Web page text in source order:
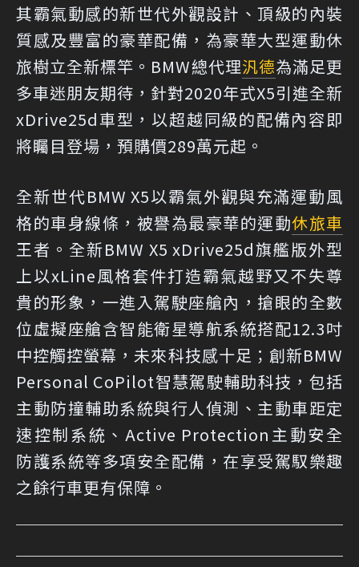
其霸氣動感的新世代外觀設計、頂級的內裝
質感及豐富的豪華配備，為豪華大型運動休
旅樹立全新標竿。BMW總代理汎德為滿足更
多車迷朋友期待，針對2020年式X5引進全新
xDrive25d車型，以超越同級的配備內容即
將矚目登場，預購價289萬元起。
全新世代BMW X5以霸氣外觀與充滿運動風
格的車身線條，被譽為最豪華的運動休旅車
王者。全新BMW X5 xDrive25d旗艦版外型
上以xLine風格套件打造霸氣越野又不失尊
貴的形象，一進入駕駛座艙內，搶眼的全數
位虛擬座艙含智能衛星導航系統搭配12.3吋
中控觸控螢幕，未來科技感十足；創新BMW
Personal CoPilot智慧駕駛輔助科技，包括
主動防撞輔助系統與行人偵測、主動車距定
速控制系統、Active Protection主動安全
防護系統等多項安全配備，在享受駕馭樂趣
之餘行車更有保障。